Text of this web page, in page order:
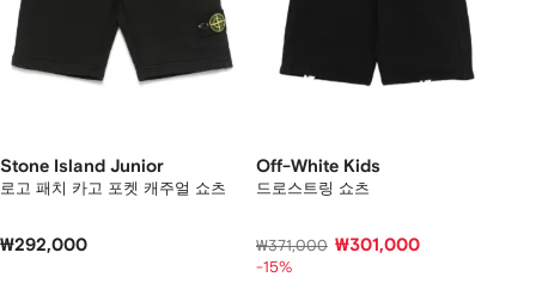
Stone Island Junior
로고 패치 카고 포켓 캐주얼 쇼츠
₩292,000
Off-White Kids
드로스트링 쇼츠
₩371,000 ₩301,000
-15%